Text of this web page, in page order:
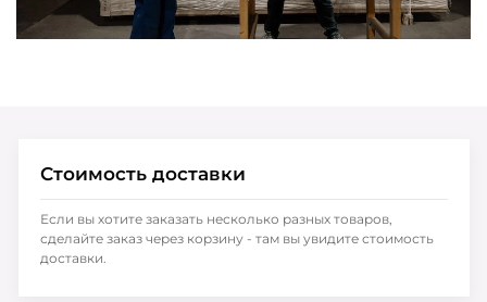
Стоимость доставки
Если вы хотите заказать несколько разных товаров,
сделайте заказ через корзину - там вы увидите стоимость
доставки.